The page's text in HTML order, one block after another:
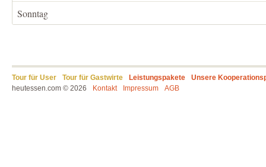
Sonntag
Tour für User Tour für Gastwirte Leistungspakete
Unsere
heutessen.com © 2026
Kontakt Impressum AGB